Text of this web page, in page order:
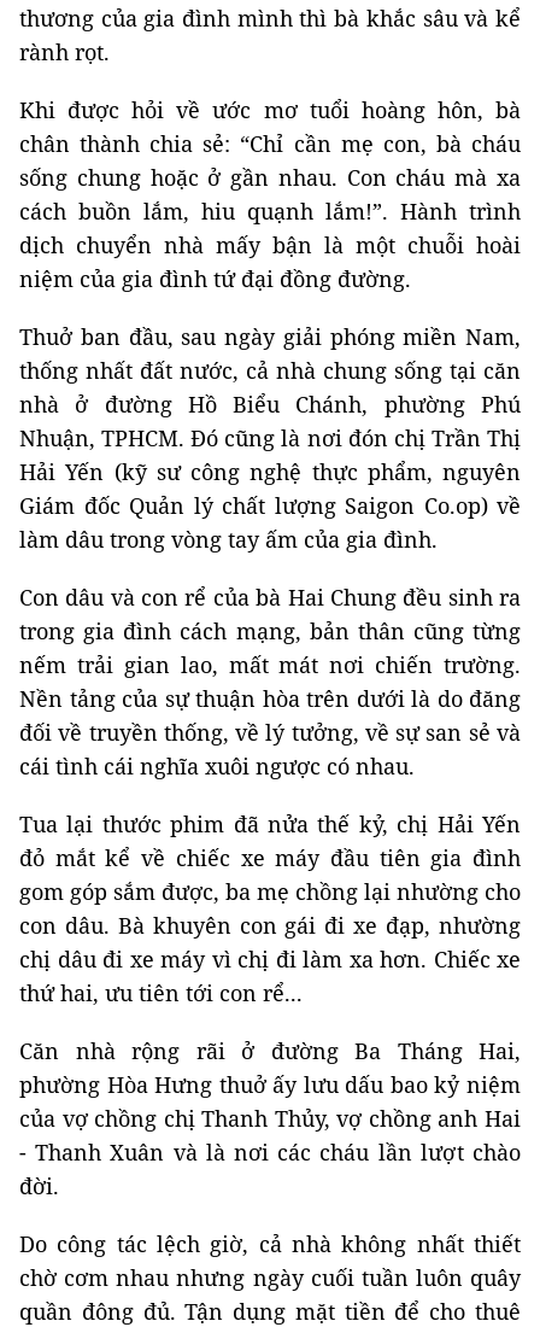
thương của gia đình mình thì bà khắc sâu và kể
rành rọt.
Khi được hỏi về ước mơ tuổi hoàng hôn, bà
chân thành chia sẻ: “Chỉ cần mẹ con, bà cháu
sống chung hoặc ở gần nhau. Con cháu mà xa
cách buồn lắm, hiu quạnh lắm!”. Hành trình
dịch chuyển nhà mấy bận là một chuỗi hoài
niệm của gia đình tứ đại đồng đường.
Thuở ban đầu, sau ngày giải phóng miền Nam,
thống nhất đất nước, cả nhà chung sống tại căn
nhà ở đường Hồ Biểu Chánh, phường Phú
Nhuận, TPHCM. Đó cũng là nơi đón chị Trần Thị
Hải Yến (kỹ sư công nghệ thực phẩm, nguyên
Giám đốc Quản lý chất lượng Saigon Co.op) về
làm dâu trong vòng tay ấm của gia đình.
Con dâu và con rể của bà Hai Chung đều sinh ra
trong gia đình cách mạng, bản thân cũng từng
nếm trải gian lao, mất mát nơi chiến trường.
Nền tảng của sự thuận hòa trên dưới là do đăng
đối về truyền thống, về lý tưởng, về sự san sẻ và
cái tình cái nghĩa xuôi ngược có nhau.
Tua lại thước phim đã nửa thế kỷ, chị Hải Yến
đỏ mắt kể về chiếc xe máy đầu tiên gia đình
gom góp sắm được, ba mẹ chồng lại nhường cho
con dâu. Bà khuyên con gái đi xe đạp, nhường
chị dâu đi xe máy vì chị đi làm xa hơn. Chiếc xe
thứ hai, ưu tiên tới con rể...
Căn nhà rộng rãi ở đường Ba Tháng Hai,
phường Hòa Hưng thuở ấy lưu dấu bao kỷ niệm
của vợ chồng chị Thanh Thủy, vợ chồng anh Hai
- Thanh Xuân và là nơi các cháu lần lượt chào
đời.
Do công tác lệch giờ, cả nhà không nhất thiết
chờ cơm nhau nhưng ngày cuối tuần luôn quây
quần đông đủ. Tận dụng mặt tiền để cho thuê